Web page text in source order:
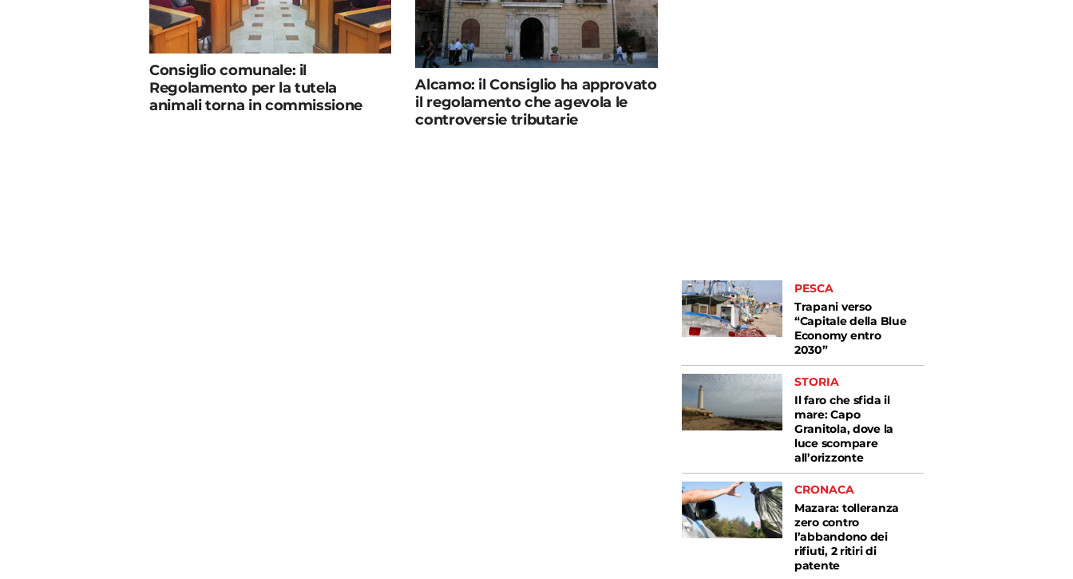
Consiglio comunale: il
Regolamento per la tutela
animali torna in commissione
Alcamo: il Consiglio ha approvato
il regolamento che agevola le
controversie tributarie
PESCA
Trapani verso
“Capitale della Blue
Economy entro
2030”
STORIA
Il faro che sfida il
mare: Capo
Granitola, dove la
luce scompare
all’orizzonte
CRONACA
Mazara: tolleranza
zero contro
l’abbandono dei
rifiuti, 2 ritiri di
patente